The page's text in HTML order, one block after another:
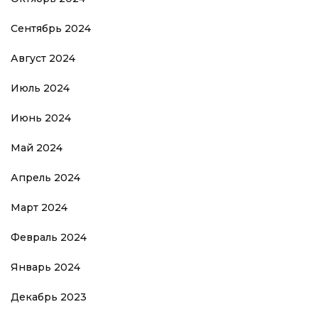
Сентябрь 2024
Август 2024
Июль 2024
Июнь 2024
Май 2024
Апрель 2024
Март 2024
Февраль 2024
Январь 2024
Декабрь 2023